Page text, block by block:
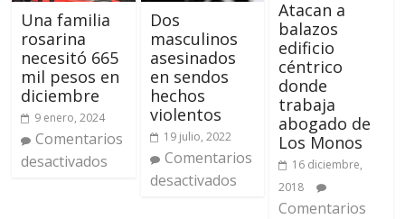
Una familia
rosarina
necesitó 665
mil pesos en
diciembre
9 enero, 2024
Comentarios
desactivados
Dos
masculinos
asesinados
en sendos
hechos
violentos
19 julio, 2022
Comentarios
desactivados
Atacan a
balazos
edificio
céntrico
donde
trabaja
abogado de
Los Monos
16 diciembre,
2018
Comentarios